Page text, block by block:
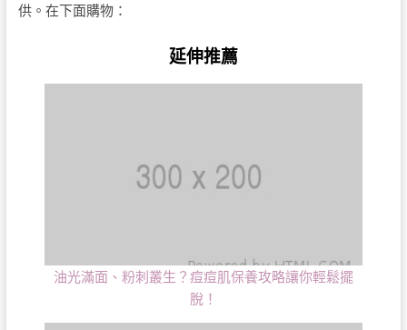
供。在下面購物：
延伸推薦
油光滿面、粉刺叢生？痘痘肌保養攻略讓你輕鬆擺
脫！